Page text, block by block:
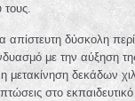
τους.
απίστευτη δύσκολη
με την αύξηση
δεκάδων
στο